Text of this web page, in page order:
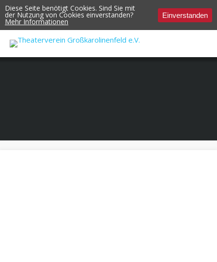
Diese Seite benötigt Cookies. Sind Sie mit
der Nutzung von Cookies einverstanden?
Mehr Informationen
Einverstanden